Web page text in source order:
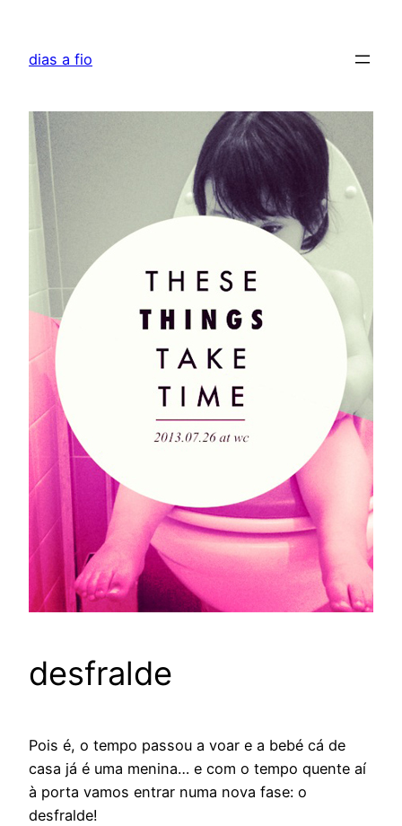
content
dias a fio
desfralde
Pois é, o tempo passou a voar e a bebé cá de
casa já é uma menina… e com o tempo quente aí
à porta vamos entrar numa nova fase: o
desfralde!